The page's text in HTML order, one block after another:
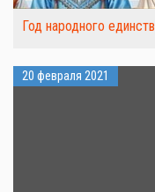
Год народного
20 февраля 2021